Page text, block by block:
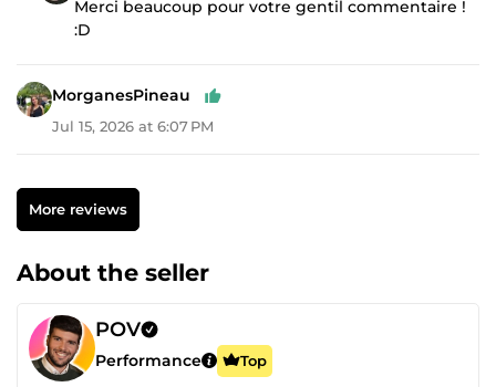
Merci beaucoup pour votre gentil commentaire !
:D
MorganesPineau
Jul 15, 2026 at 6:07 PM
More reviews
About the seller
POV
Performance Top